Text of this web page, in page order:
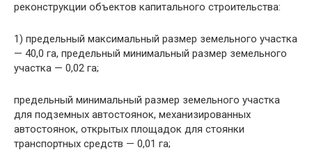
реконструкции объектов капитального строительства:
1) предельный максимальный размер земельного участка
— 40,0 га, предельный минимальный размер земельного
участка — 0,02 га;
предельный минимальный размер земельного участка
для подземных автостоянок, механизированных
автостоянок, открытых площадок для стоянки
транспортных средств — 0,01 га;